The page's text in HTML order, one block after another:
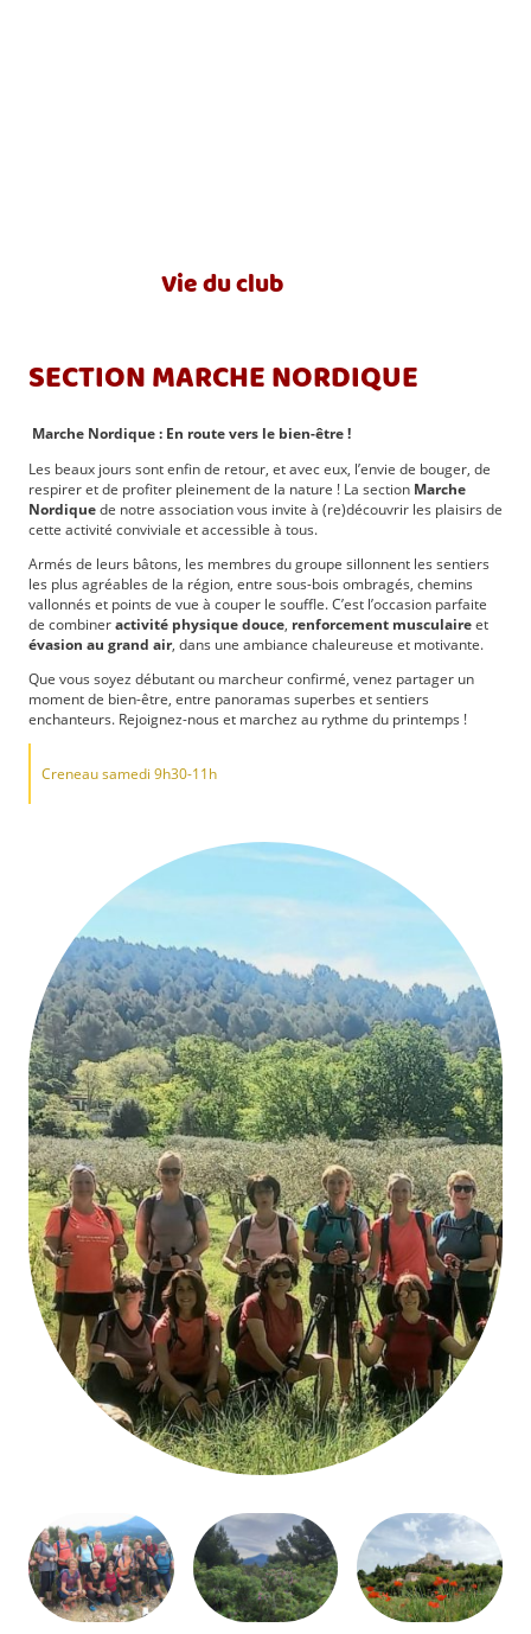
Vie du club
SECTION MARCHE NORDIQUE
Marche Nordique : En route vers le bien-être !
Les beaux jours sont enfin de retour, et avec eux, l’envie de bouger, de
respirer et de profiter pleinement de la nature ! La section Marche
Nordiquede notre association vous invite à (re)découvrir les plaisirs de
cette activité conviviale et accessible à tous.
Armés de leurs bâtons, les membres du groupe sillonnent les sentiers
les plus agréables de la région, entre sous-bois ombragés, chemins
vallonnés et points de vue à couper le souffle. C’est l’occasion parfaite
de combineractivité physique douce, renforcement musculaireet
évasion au grand air, dans une ambiance chaleureuse et motivante.
Que vous soyez débutant ou marcheur confirmé, venez partager un
moment de bien-être, entre panoramas superbes et sentiers
enchanteurs. Rejoignez-nous et marchez au rythme du printemps !
Creneau samedi 9h30-11h